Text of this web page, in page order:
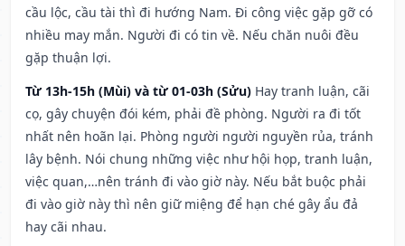
cầu lộc, cầu tài thì đi hướng Nam. Đi công việc gặp gỡ có
nhiều may mắn. Người đi có tin về. Nếu chăn nuôi đều
gặp thuận lợi.
Từ 13h-15h (Mùi) và từ 01-03h (Sửu) Hay tranh luận, cãi
cọ, gây chuyện đói kém, phải đề phòng. Người ra đi tốt
nhất nên hoãn lại. Phòng người người nguyền rủa, tránh
lây bệnh. Nói chung những việc như hội họp, tranh luận,
việc quan,…nên tránh đi vào giờ này. Nếu bắt buộc phải
đi vào giờ này thì nên giữ miệng để hạn ché gây ẩu đả
hay cãi nhau.